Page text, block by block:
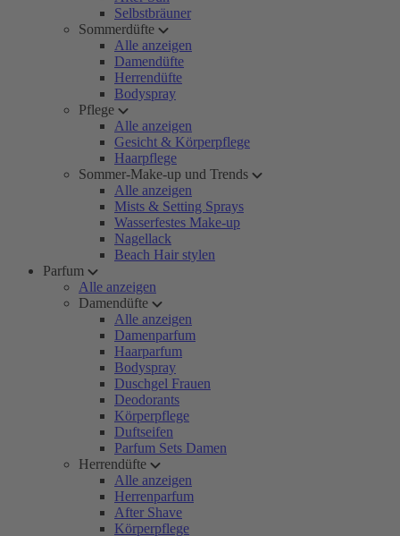
Selbstbräuner
Sommerdüfte
Alle anzeigen
Damendüfte
Herrendüfte
Bodyspray
Pflege
Alle anzeigen
Gesicht & Körperpflege
Haarpflege
Sommer-Make-up und Trends
Alle anzeigen
Mists & Setting Sprays
Wasserfestes Make-up
Nagellack
Beach Hair stylen
Parfum
Alle anzeigen
Damendüfte
Alle anzeigen
Damenparfum
Haarparfum
Bodyspray
Duschgel Frauen
Deodorants
Körperpflege
Duftseifen
Parfum Sets Damen
Herrendüfte
Alle anzeigen
Herrenparfum
After Shave
Körperpflege